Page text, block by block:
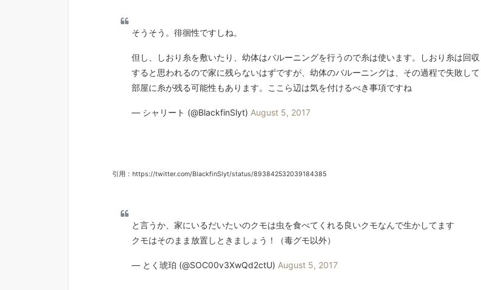
そうそう。徘徊性ですしね。
但し、しおり糸を敷いたり、幼体はバルーニングを行うので糸は使います。しおり糸は回収
すると思われるので家に残らないはずですが、幼体のバルーニングは、その過程で失敗して
部屋に糸が残る可能性もあります。ここら辺は気を付けるべき事項ですね
— シャリート (@BlackfinSlyt) August 5, 2017
引用：https://twitter.com/BlackfinSlyt/status/893842532039184385
と言うか、家にいるだいたいのクモは虫を食べてくれる良いクモなんで生かしてます
クモはそのまま放置しときましょう！（毒グモ以外）
— とく琥珀 (@SOC00v3XwQd2ctU) August 5, 2017